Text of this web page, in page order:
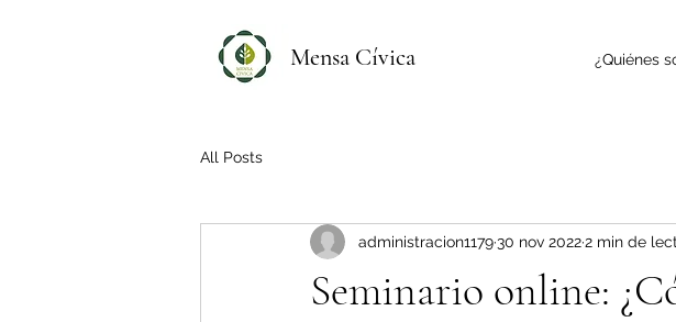
Mensa Cívica ¿Quiénes
All Posts
Seminario online:
administracion117930 nov 20222 min de